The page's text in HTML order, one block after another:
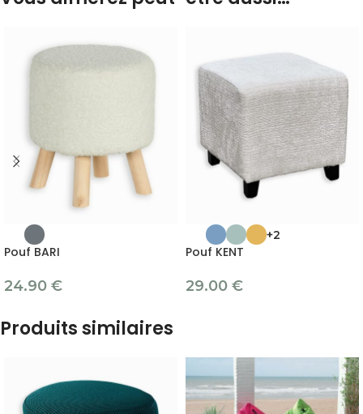
Pouf BARI
24.90 €
+2
Pouf KENT
29.00 €
Produits similaires